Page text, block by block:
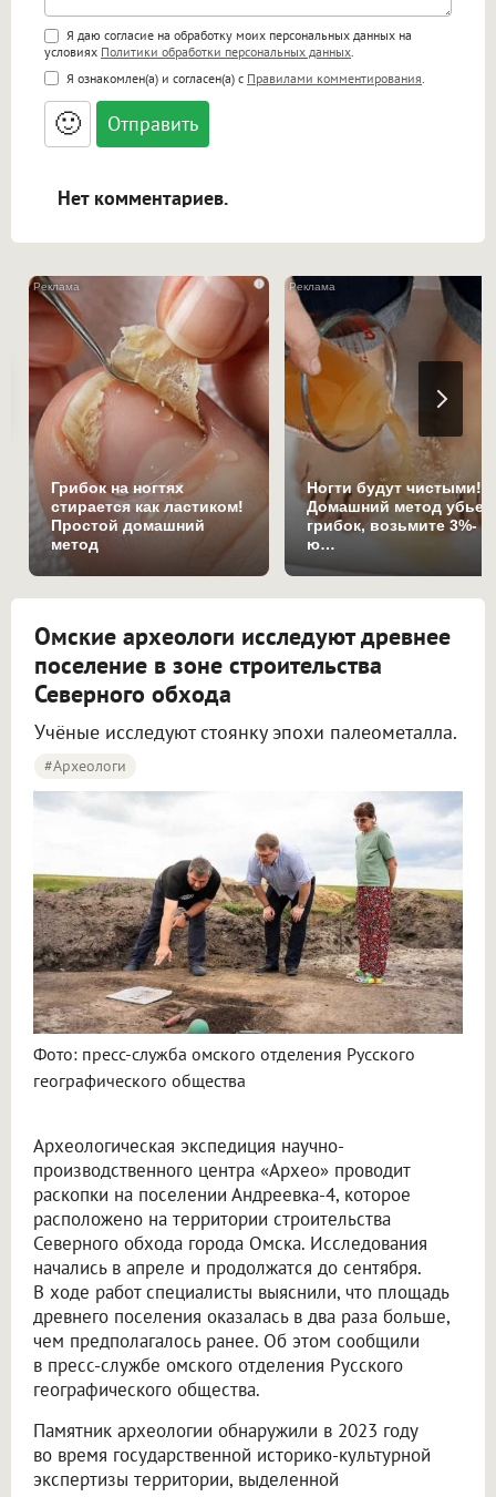
Поддержка HTML
<b>, <strong>, <u>, <i>, <em>, <s>, <big>,
<small>, <sup>, <sub>, <pre>, <ul>, <ol>, <li>,
<blockquote>, <code> экранирует HTML,
адреса URL автоматически становятся
ссылками, и [img]адрес[/img] будет
Я даю согласие на обработку моих персональных данных на
условиях Политики обработки персональных данных
Я ознакомлен(а) и согласен(а) с Правилами комментирования
🙂
Нет комментариев.
i
Грибок на ногтях
стирается как ластиком!
Простой домашний
метод
Ногти будут чистыми!
Домашний метод убьет
грибок, возьмите 3%-
ю…
Омские археологи исследуют древнее
поселение в зоне строительства
Северного обхода
Учёные исследуют стоянку эпохи палеометалла.
#археологи
Фото: пресс-служба омского отделения Русского
географического общества
Археологическая экспедиция научно-
производственного центра «Архео» проводит
раскопки на поселении Андреевка-4, которое
расположено на территории строительства
Северного обхода города Омска. Исследования
начались в апреле и продолжатся до сентября.
В ходе работ специалисты выяснили, что площадь
древнего поселения оказалась в два раза больше,
чем предполагалось ранее. Об этом сообщили
в пресс-службе омского отделения Русского
географического общества.
Памятник археологии обнаружили в 2023 году
во время государственной историко-культурной
экспертизы территории, выделенной